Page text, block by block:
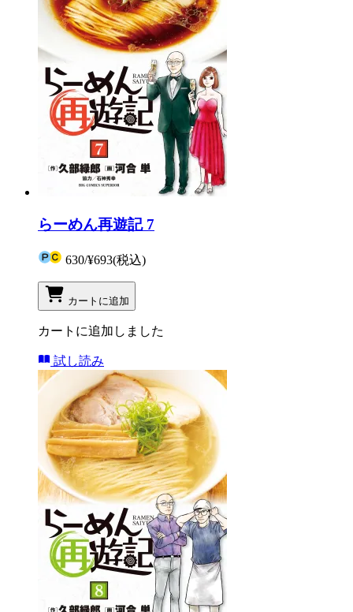
らーめん再遊記 7
630/¥693(税込)
カートに追加
カートに追加しました
試し読み